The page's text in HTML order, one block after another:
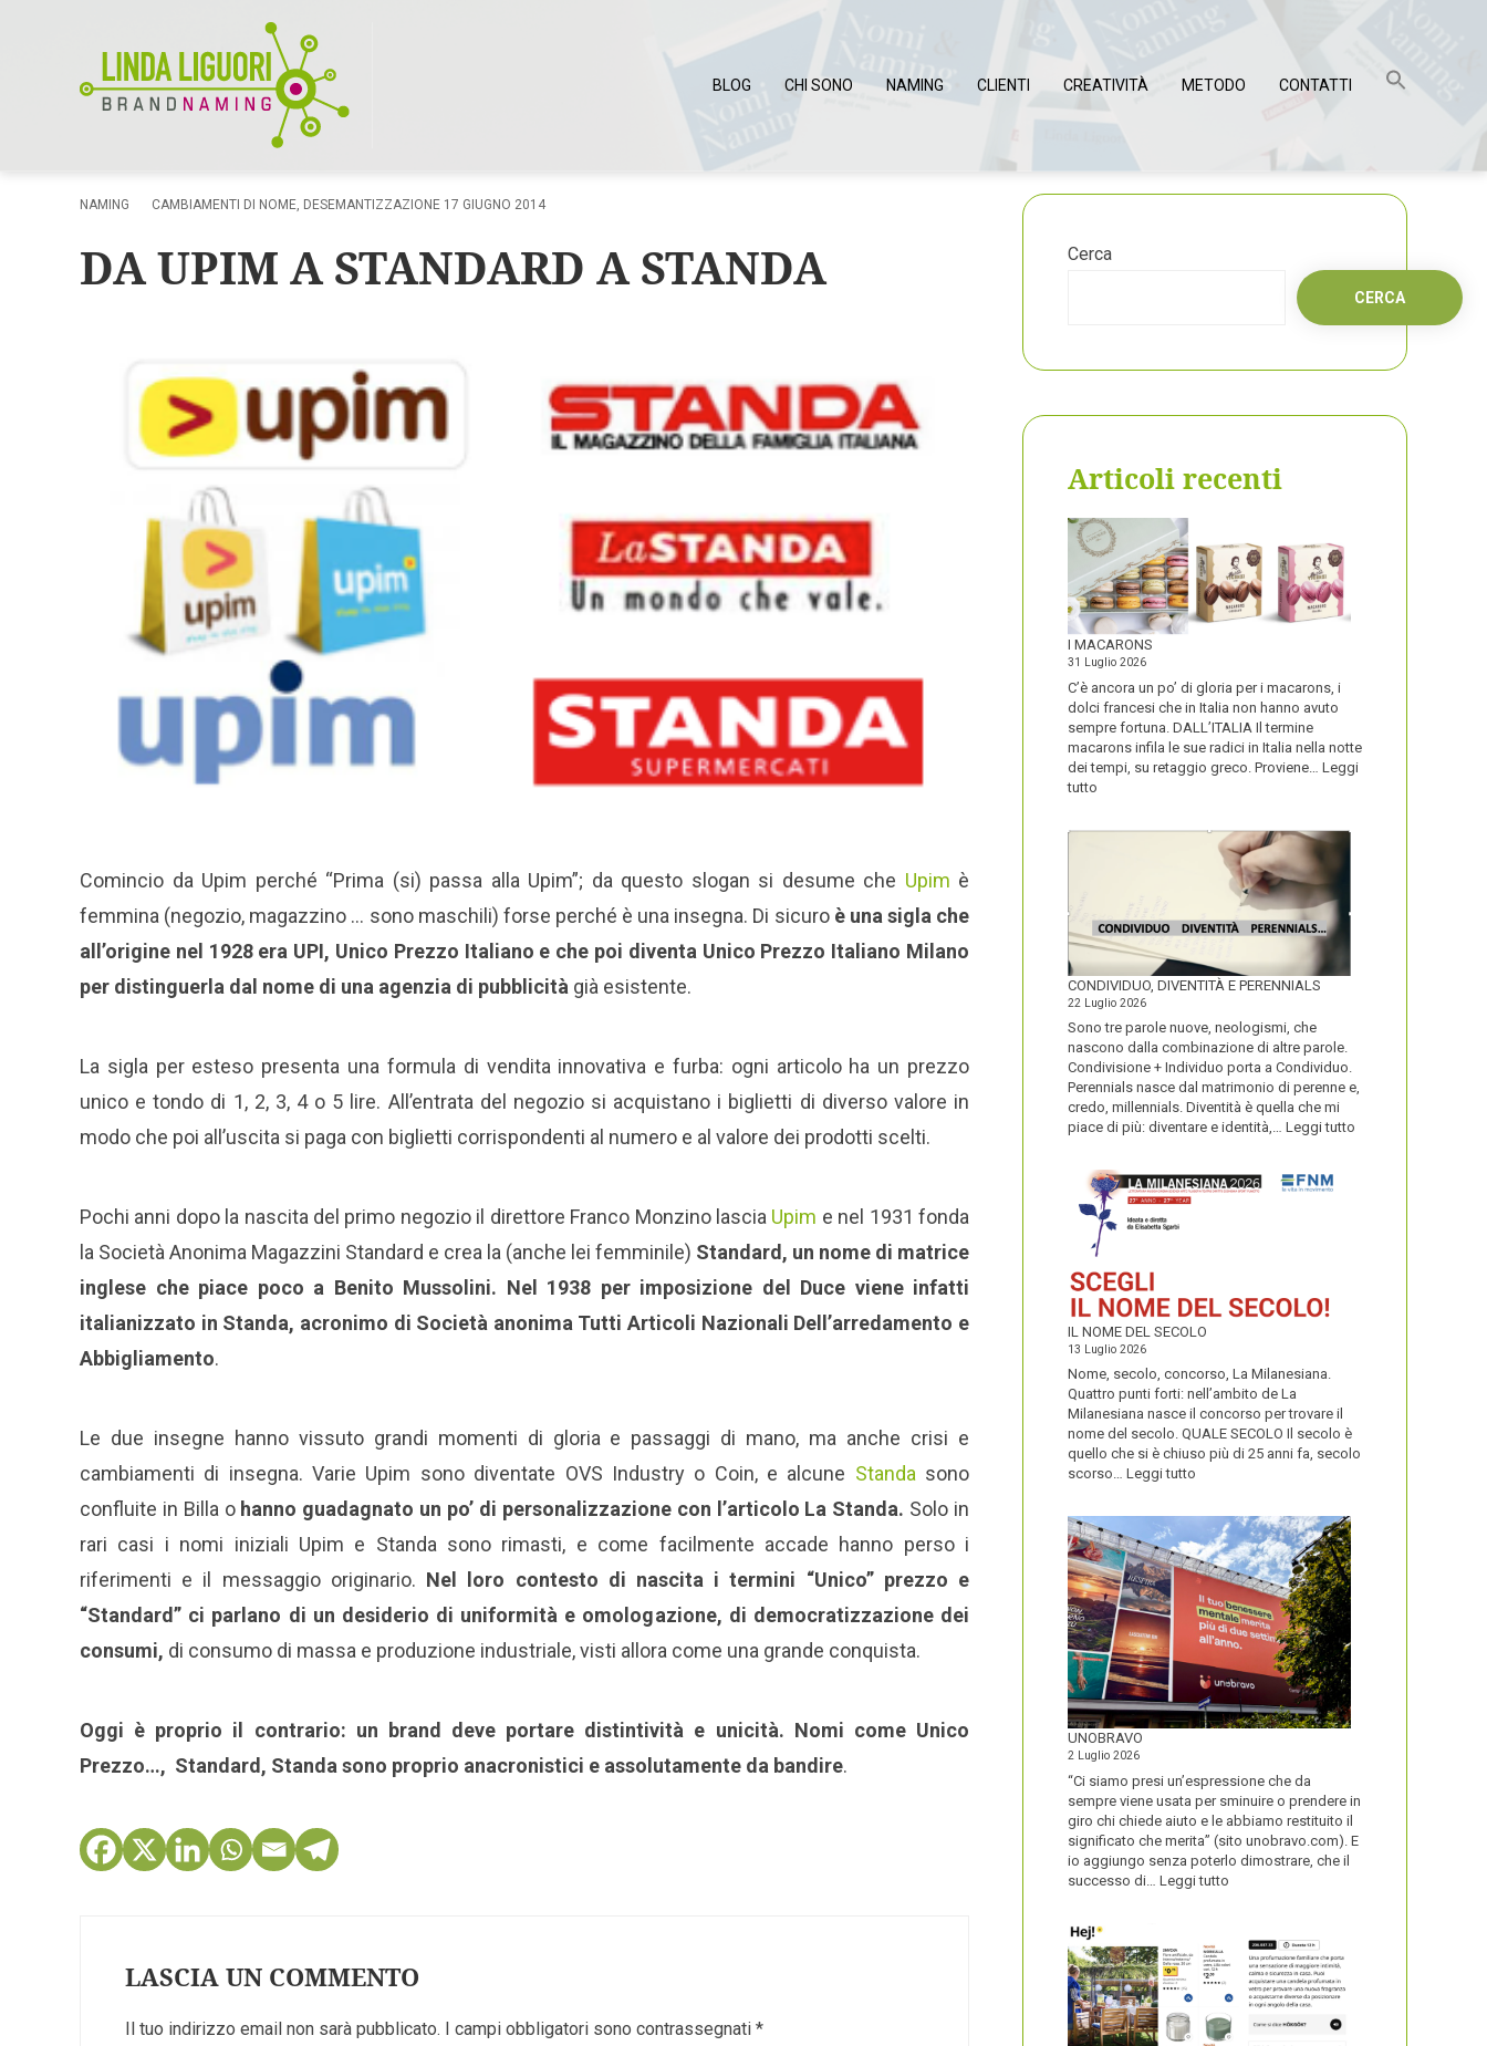
BLOG CHI SONO NAMING CLIENTI CREATIVITÀ METODO CONTATTI
NAMING CAMBIAMENTI DI NOME, DESEMANTIZZAZIONE 17 GIUGNO 2014
DA UPIM A STANDARD A STANDA
Comincio da Upim perché “Prima (si) passa alla Upim”; da questo slogan si desume che Upim è
femmina (negozio, magazzino … sono maschili) forse perché è una insegna. Di sicuro è una sigla che
all’origine nel 1928 era UPI, Unico Prezzo Italiano e che poi diventa Unico Prezzo Italiano Milano
per distinguerla dal nome di una agenzia di pubblicità già esistente.
La sigla per esteso presenta una formula di vendita innovativa e furba: ogni articolo ha un prezzo
unico e tondo di 1, 2, 3, 4 o 5 lire. All’entrata del negozio si acquistano i biglietti di diverso valore in
modo che poi all’uscita si paga con biglietti corrispondenti al numero e al valore dei prodotti scelti.
Pochi anni dopo la nascita del primo negozio il direttore Franco Monzino lascia Upim e nel 1931 fonda
la Società Anonima Magazzini Standard e crea la (anche lei femminile) Standard, un nome di matrice
inglese che piace poco a Benito Mussolini. Nel 1938 per imposizione del Duce viene infatti
italianizzato in Standa, acronimo di Società anonima Tutti Articoli Nazionali Dell’arredamento e
Abbigliamento.
Le due insegne hanno vissuto grandi momenti di gloria e passaggi di mano, ma anche crisi e
cambiamenti di insegna. Varie Upim sono diventate OVS Industry o Coin, e alcune Standasono
confluite in Billa o hanno guadagnato un po’ di personalizzazione con l’articolo La Standa. Solo in
rari casi i nomi iniziali Upim e Standa sono rimasti, e come facilmente accade hanno perso i
riferimenti e il messaggio originario. Nel loro contesto di nascita i termini “Unico” prezzo e
“Standard” ci parlano di un desiderio di uniformità e omologazione, di democratizzazione dei
consumi, di consumo di massa e produzione industriale, visti allora come una grande conquista.
Oggi è proprio il contrario: un brand deve portare distintività e unicità. Nomi come Unico
Prezzo…, Standard, Standa sono proprio anacronistici e assolutamente da bandire.
LASCIA UN COMMENTO
Il tuo indirizzo email non sarà pubblicato. I campi obbligatori sono contrassegnati *
Cerca
CERCA
Articoli recenti
I MACARONS
31 Luglio 2026
C’è ancora un po’ di gloria per i macarons, i
dolci francesi che in Italia non hanno avuto
sempre fortuna. DALL’ITALIA Il termine
macarons infila le sue radici in Italia nella notte
dei tempi, su retaggio greco. Proviene… Leggi
tutto
CONDIVIDUO, DIVENTITÀ E PERENNIALS
22 Luglio 2026
Sono tre parole nuove, neologismi, che
nascono dalla combinazione di altre parole.
Condivisione + Individuo porta a Condividuo.
Perennials nasce dal matrimonio di perenne e,
credo, millennials. Diventità è quella che mi
piace di più: diventare e identità,… Leggi tutto
IL NOME DEL SECOLO
13 Luglio 2026
Nome, secolo, concorso, La Milanesiana.
Quattro punti forti: nell’ambito de La
Milanesiana nasce il concorso per trovare il
nome del secolo. QUALE SECOLO Il secolo è
quello che si è chiuso più di 25 anni fa, secolo
scorso… Leggi tutto
NOME
DEL
SECOLO
UNOBRAVO
2 Luglio 2026
“Ci siamo presi un’espressione che da
sempre viene usata per sminuire o prendere in
giro chi chiede aiuto e le abbiamo restituito il
significato che merita” (sito unobravo.com). E
io aggiungo senza poterlo dimostrare, che il
successo di… Leggi tutto